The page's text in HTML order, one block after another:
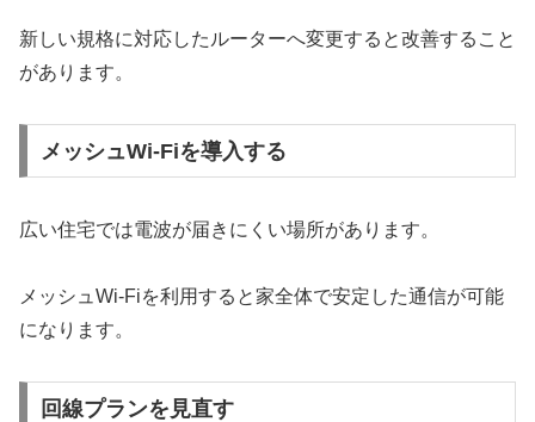
新しい規格に対応したルーターへ変更すると改善すること
があります。
メッシュWi-Fiを導入する
広い住宅では電波が届きにくい場所があります。
メッシュWi-Fiを利用すると家全体で安定した通信が可能
になります。
回線プランを見直す